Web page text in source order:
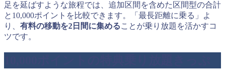
足を延ばすような旅程では、追加区間を含めた区間型の合計
と10,000ポイントを比較できます。「最長距離に乗る」よ
り、 有料の移動を2日間に集めることが乗り放題を活かすコ
ツです。